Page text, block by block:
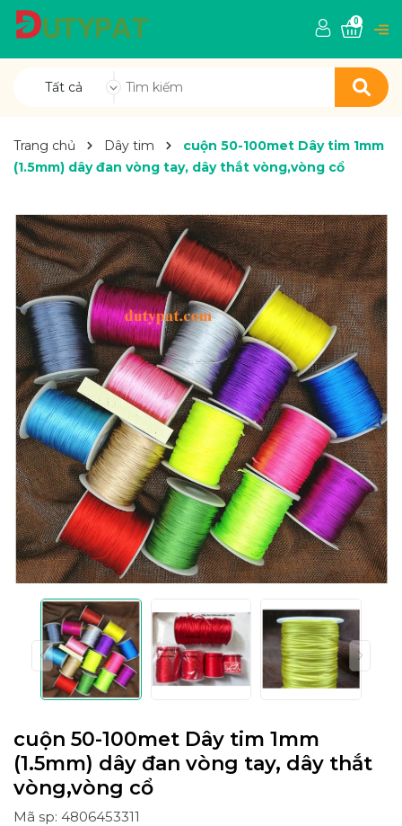
Tất cả
0
Trang chủ Dây tim
cuộn 50-100met Dây tim 1mm
(1.5mm) dây đan vòng tay, dây thắt vòng,vòng cổ
cuộn 50-100met Dây tim 1mm
(1.5mm) dây đan vòng tay, dây thắt
vòng,vòng cổ
Mã sp: 4806453311